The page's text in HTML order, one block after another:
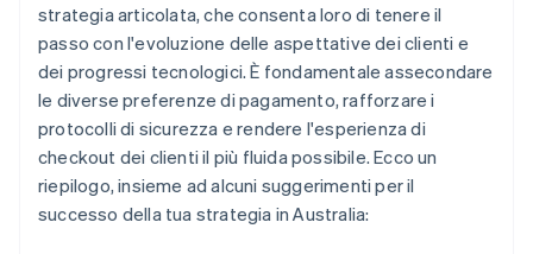
strategia articolata, che consenta loro di tenere il
passo con l'evoluzione delle aspettative dei clienti e
dei progressi tecnologici. È fondamentale assecondare
le diverse preferenze di pagamento, rafforzare i
protocolli di sicurezza e rendere l'esperienza di
checkout dei clienti il più fluida possibile. Ecco un
riepilogo, insieme ad alcuni suggerimenti per il
successo della tua strategia in Australia: